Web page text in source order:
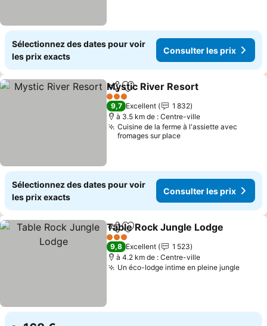
Sélectionnez des dates pour voir
les prix exacts
Consulter les prix
PartagerAjouter à mes favoris
Mystic River Resort
3 Étoiles
9,7 Excellent
1 832
à 3.5 km de : Centre-ville
Cuisine de la ferme à l'assiette avec
fromages sur place
Sélectionnez des dates pour voir
les prix exacts
Consulter les prix
PartagerAjouter à mes favoris
Table Rock Jungle Lodge
3 Étoiles
9,8 Excellent
1 523
à 4.2 km de : Centre-ville
Un éco-lodge intime en pleine jungle